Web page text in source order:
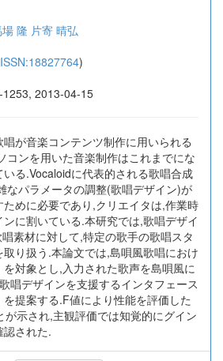
隆 片寄 晴弘
ISSN:18827764)
2013-04-15
が音楽コンテンツ制作に用いられる
コンを用いた音楽制作はこれまでにな
る.Vocaloidに代表的される歌唱合成
なパラメータの調整(歌唱デザイン)が
めに必要であり,クリエイタは,作業時
に割いている.本研究では,歌唱デザイ
素材に対して,特定の歌手の歌唱スタ
り扱う.本論文では,島唄風歌唱におけ
対象とし,入力された歌声を島唄風に
唱デザインを支援するインタフェース
を提案する.F値により性能を評価した
示され,主観評価では知覚的にグイン
認された.